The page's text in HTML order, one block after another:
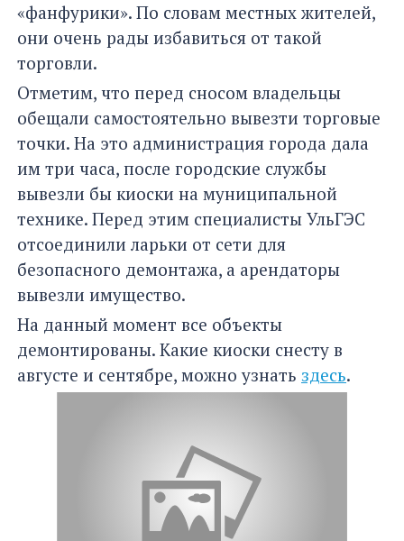
«фанфурики». По словам местных жителей,
они очень рады избавиться от такой
торговли.
Отметим, что перед сносом владельцы
обещали самостоятельно вывезти торговые
точки. На это администрация города дала
им три часа, после городские службы
вывезли бы киоски на муниципальной
технике. Перед этим специалисты УльГЭС
отсоединили ларьки от сети для
безопасного демонтажа, а арендаторы
вывезли имущество.
На данный момент все объекты
демонтированы. Какие киоски снесту в
августе и сентябре, можно узнать здесь.